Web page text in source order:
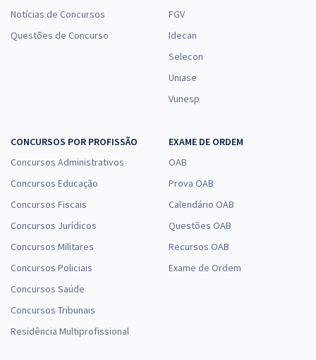
Notícias de Concursos
Questões de Concurso
FGV
Idecan
Selecon
Uniase
Vunesp
CONCURSOS POR PROFISSÃO
Concursos Administrativos
Concursos Educação
Concursos Fiscais
Concursos Jurídicos
Concursos Militares
Concursos Policiais
Concursos Saúde
Concursos Tribunais
Residência Multiprofissional
EXAME DE ORDEM
OAB
Prova OAB
Calendário OAB
Questões OAB
Recursos OAB
Exame de Ordem